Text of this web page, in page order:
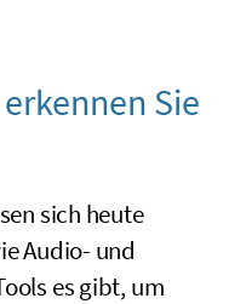
Sie
sich heute
Audio- und
es gibt, um